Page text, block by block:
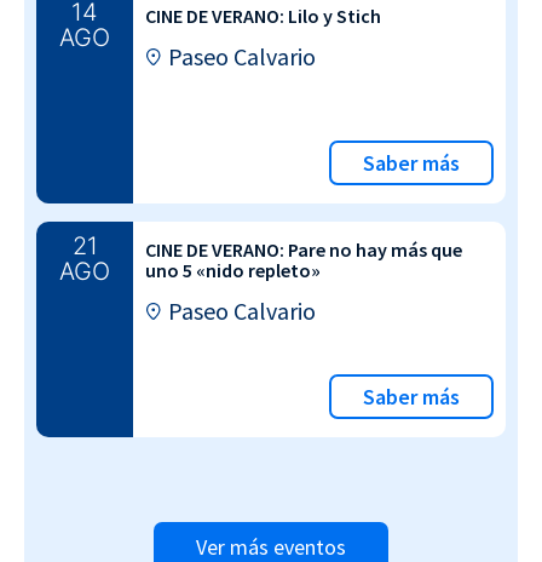
14
AGO
CINE DE VERANO: Lilo y Stich
Paseo Calvario
Saber más
21
AGO
CINE DE VERANO: Pare no hay más que
uno 5 «nido repleto»
Paseo Calvario
Saber más
Ver más eventos